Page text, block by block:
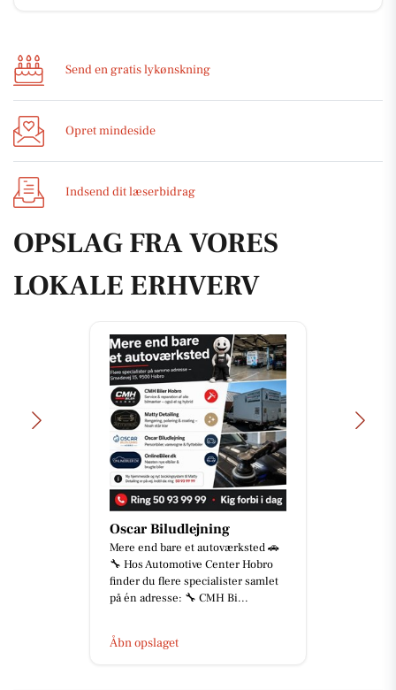
Send en gratis lykønskning
Opret mindeside
Indsend dit læserbidrag
OPSLAG FRA VORES
LOKALE ERHVERV
Oscar Biludlejning
Mere end bare et autoværksted 🚗
🔧 Hos Automotive Center Hobro
finder du flere specialister samlet
på én adresse: 🔧 CMH Bi...
Åbn opslaget